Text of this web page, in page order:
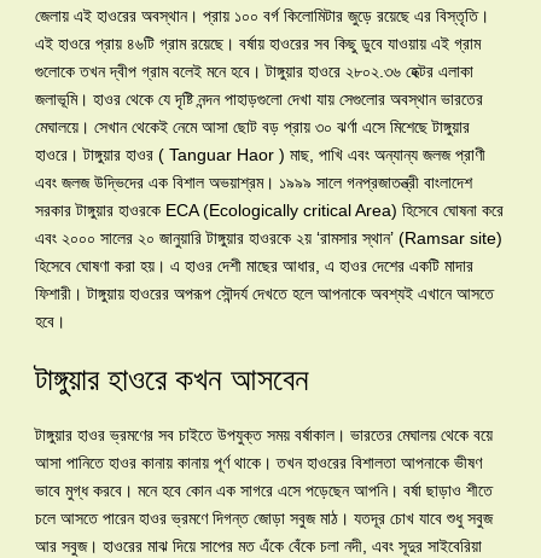
জেলায় এই হাওরের অবস্থান। প্রায় ১০০ বর্গ কিলোমিটার জুড়ে রয়েছে এর বিস্তৃতি।
এই হাওরে প্রায় ৪৬টি গ্রাম রয়েছে। বর্ষায় হাওরের সব কিছু ডুবে যাওয়ায় এই গ্রাম
গুলোকে তখন দ্বীপ গ্রাম বলেই মনে হবে। টাঙ্গুয়ার হাওরে ২৮০২.৩৬ হেক্টর এলাকা
জলাভূমি। হাওর থেকে যে দৃষ্টি নন্দন পাহাড়গুলো দেখা যায় সেগুলোর অবস্থান ভারতের
মেঘালয়ে। সেখান থেকেই নেমে আসা ছোট বড় প্রায় ৩০ ঝর্ণা এসে মিশেছে টাঙ্গুয়ার
হাওরে। টাঙ্গুয়ার হাওর ( Tanguar Haor ) মাছ, পাখি এবং অন্যান্য জলজ প্রাণী
এবং জলজ উদ্ভিদের এক বিশাল অভয়াশ্রম। ১৯৯৯ সালে গনপ্রজাতন্ত্রী বাংলাদেশ
সরকার টাঙ্গুয়ার হাওরকে ECA (Ecologically critical Area) হিসেবে ঘোষনা করে
এবং ২০০০ সালের ২০ জানুয়ারি টাঙ্গুয়ার হাওরকে ২য় ‘রামসার স্থান’ (Ramsar site)
হিসেবে ঘোষণা করা হয়। এ হাওর দেশী মাছের আধার, এ হাওর দেশের একটি মাদার
ফিশারী। টাঙ্গুয়ায় হাওরের অপরূপ সৌন্দর্য দেখতে হলে আপনাকে অবশ্যই এখানে আসতে
হবে।
টাঙ্গুয়ার হাওরে কখন আসবেন
টাঙ্গুয়ার হাওর ভ্রমণের সব চাইতে উপযুক্ত সময় বর্ষাকাল। ভারতের মেঘালয় থেকে বয়ে
আসা পানিতে হাওর কানায় কানায় পূর্ণ থাকে। তখন হাওরের বিশালতা আপনাকে ভীষণ
ভাবে মুগ্ধ করবে। মনে হবে কোন এক সাগরে এসে পড়েছেন আপনি। বর্ষা ছাড়াও শীতে
চলে আসতে পারেন হাওর ভ্রমণে দিগন্ত জোড়া সবুজ মাঠ। যতদূর চোখ যাবে শুধু সবুজ
আর সবুজ। হাওরের মাঝ দিয়ে সাপের মত এঁকে বেঁকে চলা নদী, এবং সূদুর সাইবেরিয়া